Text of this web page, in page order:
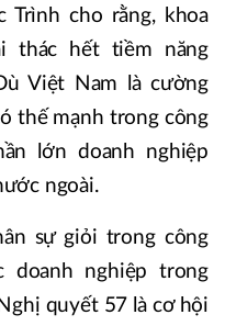
cho rằng, khoa
thác hết tiềm năng
Việt Nam là cường
thế mạnh trong công
lớn doanh nghiệp
ngoài.
sự giỏi trong công
doanh nghiệp trong
quyết 57 là cơ hội